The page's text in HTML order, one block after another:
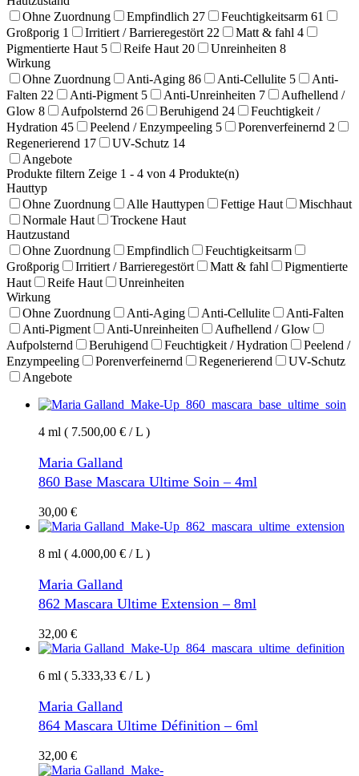
Ohne Zuordnung
Empfindlich 27 Feuchtigkeitsarm 61
Großporig 1 Irritiert / Barrieregestört 22 Matt & fahl 4
Pigmentierte Haut 5 Reife Haut 20 Unreinheiten 8
Wirkung
Ohne Zuordnung
Anti-Aging 86 Anti-Cellulite 5
Anti-
Falten 22 Anti-Pigment 5 Anti-Unreinheiten 7
Aufhellend /
Glow 8 Aufpolsternd 26 Beruhigend 24
Feuchtigkeit /
Hydration 45 Peelend / Enzympeeling 5 Porenverfeinernd 2
Regenerierend 17 UV-Schutz 14
Angebote
Produkte filtern Zeige 1 - 4 von 4 Produkte(n)
Hauttyp
Ohne Zuordnung
Alle Hauttypen Fettige Haut
Mischhaut
Normale Haut
Trockene Haut
Hautzustand
Ohne Zuordnung
Empfindlich
Feuchtigkeitsarm
Großporig
Irritiert / Barrieregestört Matt & fahl
Pigmentierte
Haut
Reife Haut
Unreinheiten
Wirkung
Ohne Zuordnung
Anti-Aging Anti-Cellulite
Anti-Falten
Anti-Pigment
Anti-Unreinheiten
Aufhellend / Glow
Aufpolsternd
Beruhigend Feuchtigkeit / Hydration
Peelend /
Enzympeeling
Porenverfeinernd Regenerierend
UV-Schutz
Angebote
4 ml ( 7.500,00 € / L )
Maria Galland
860 Base Mascara Ultime Soin – 4ml
30,00 €
8 ml ( 4.000,00 € / L )
Maria Galland
862 Mascara Ultime Extension – 8ml
32,00 €
6 ml ( 5.333,33 € / L )
Maria Galland
864 Mascara Ultime Définition – 6ml
32,00 €